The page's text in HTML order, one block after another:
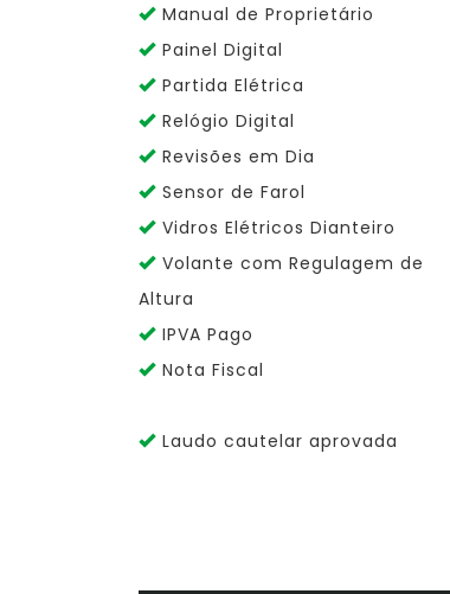
Manual de Proprietário
Painel Digital
Partida Elétrica
Relógio Digital
Revisões em Dia
Sensor de Farol
Vidros Elétricos Dianteiro
Volante com Regulagem de
Altura
IPVA Pago
Nota Fiscal
Laudo cautelar aprovada